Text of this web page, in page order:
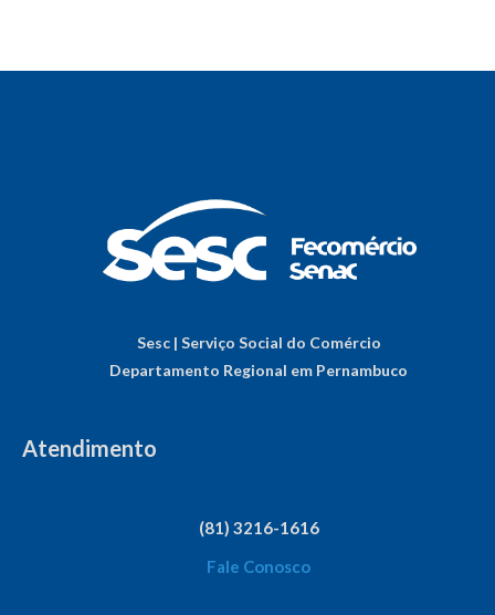
Sesc | Serviço Social do Comércio
Departamento Regional em Pernambuco
Atendimento
(81) 3216-1616
Fale Conosco